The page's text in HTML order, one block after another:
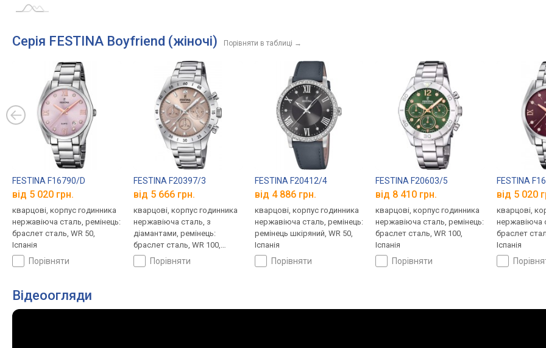
Серія FESTINA Boyfriend (жіночі) Порівняти в таблиці →
FESTINA F16790/D
від 5 020 грн.
кварцові, корпус годинника
нержавіюча сталь, ремінець:
браслет сталь, WR 50,
Іспанія
порівняти
FESTINA F20397/3
від 5 666 грн.
кварцові, корпус годинника
нержавіюча сталь, з
діамантами, ремінець:
браслет сталь, WR 100,
Іспаніяпорівняти
FESTINA F20412/4
від 4 886 грн.
кварцові, корпус годинника
нержавіюча сталь, ремінець:
ремінець шкіряний, WR 50,
Іспанія
порівняти
FESTINA F20603/5
від 8 410 грн.
кварцові, корпус годинника
нержавіюча сталь, ремінець:
браслет сталь, WR 100,
Іспанія
порівняти
FESTINA
від 5 020
кварцові,
нержавіюча
браслет
Іспанія
Відеоогляди